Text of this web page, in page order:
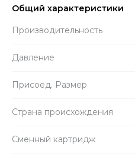
Общий характеристики
Производитель­ность
Давление
Присоед. Размер
Страна происхождения
Сменный картридж